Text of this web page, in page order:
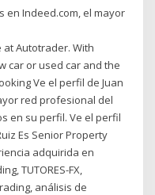
en Indeed.com, el mayor
Autotrader. With
car or used car and the
Ve el perfil de Juan
red profesional del
en su perfil. Ve el perfil
Es Senior Property
adquirida en
TUTORES-FX,
análisis de